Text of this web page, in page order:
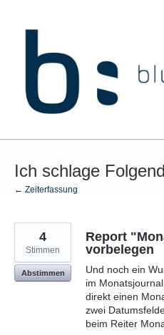
Ich schlage
← Zeiterfassung
Report
vorbelegen
Und noch ein
im
direkt einen
zwei
beim Reiter
4
Stimmen
Abstimmen